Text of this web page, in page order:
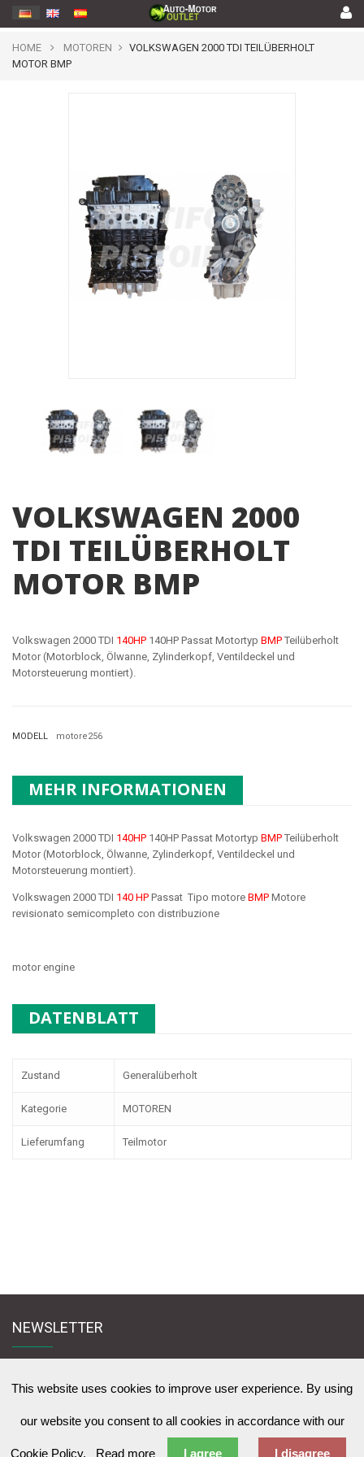
HOME MOTOREN
VOLKSWAGEN 2000 TDI TEILÜBERHOLT
MOTOR BMP
VOLKSWAGEN 2000
TDI TEILÜBERHOLT
MOTOR BMP
Volkswagen 2000 TDI 140HP 140HP Passat Motortyp BMP Teilüberholt
Motor (Motorblock, Ölwanne, Zylinderkopf, Ventildeckel und
Motorsteuerung montiert).
MODELL motore256
MEHR INFORMATIONEN
Volkswagen 2000 TDI 140HP 140HP Passat Motortyp BMP Teilüberholt
Motor (Motorblock, Ölwanne, Zylinderkopf, Ventildeckel und
Motorsteuerung montiert).
Volkswagen 2000 TDI 140 HP Passat Tipo motore BMP Motore
revisionato semicompleto con distribuzione
motor engine
DATENBLATT
Zustand Generalüberholt
Kategorie MOTOREN
Lieferumfang Teilmotor
NEWSLETTER
This website uses cookies to improve user experience. By using
our website you consent to all cookies in accordance with our
Cookie Policy. Read more I agree I disagree